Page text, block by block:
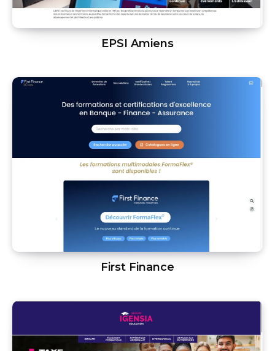
EPSI Amiens
First Finance